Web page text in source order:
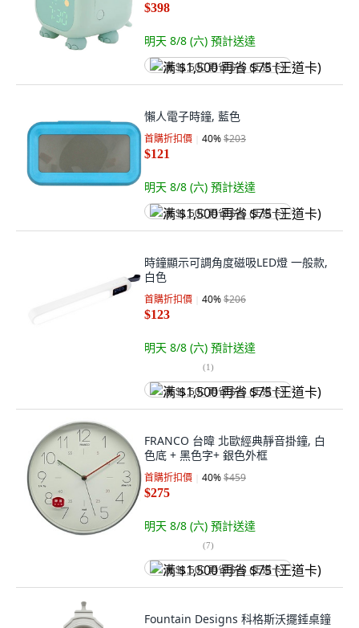
$398
明天 8/8 (六) 預計送達
满 $1,500 再省 $75 (王道卡)
懶人電子時鐘, 藍色
首購折扣價 40%$203
$121
明天 8/8 (六) 預計送達
满 $1,500 再省 $75 (王道卡)
時鐘顯示可調角度磁吸LED燈 一般款,
白色
首購折扣價 40%$206
$123
明天 8/8 (六) 預計送達
(1)
满 $1,500 再省 $75 (王道卡)
FRANCO 台暐 北歐經典靜音掛鐘, 白
色底 + 黑色字+ 銀色外框
首購折扣價 40%$459
$275
明天 8/8 (六) 預計送達
(7)
满 $1,500 再省 $75 (王道卡)
Fountain Designs 科格斯沃擺錘桌鐘